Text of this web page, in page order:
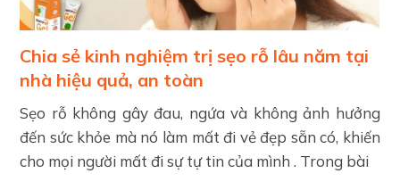
Chia sẻ kinh nghiệm trị sẹo rỗ lâu năm tại
nhà hiệu quả, an toàn
Sẹo rỗ không gây đau, ngứa và không ảnh hưởng
đến sức khỏe mà nó làm mất đi vẻ đẹp sẵn có, khiến
cho mọi người mất đi sự tự tin của mình . Trong bài